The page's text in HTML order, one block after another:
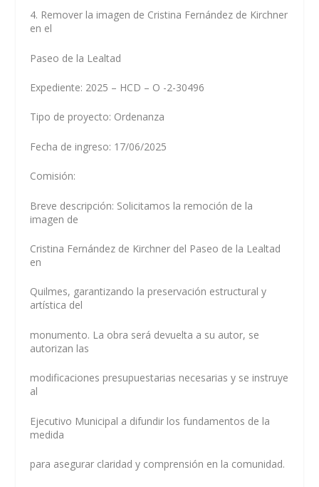
4. Remover la imagen de Cristina Fernández de Kirchner
en el
Paseo de la Lealtad
Expediente: 2025 – HCD – O -2-30496
Tipo de proyecto: Ordenanza
Fecha de ingreso: 17/06/2025
Comisión:
Breve descripción: Solicitamos la remoción de la
imagen de
Cristina Fernández de Kirchner del Paseo de la Lealtad
en
Quilmes, garantizando la preservación estructural y
artística del
monumento. La obra será devuelta a su autor, se
autorizan las
modificaciones presupuestarias necesarias y se instruye
al
Ejecutivo Municipal a difundir los fundamentos de la
medida
para asegurar claridad y comprensión en la comunidad.